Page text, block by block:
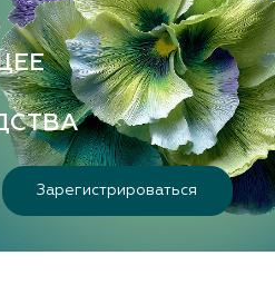
Зарегистрироваться